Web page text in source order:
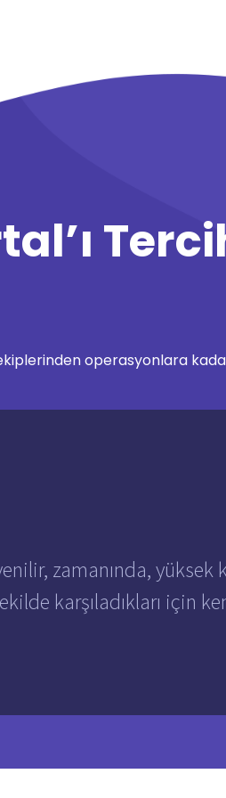
operasyonlara
zamanında, yüksek
karşıladıkları için